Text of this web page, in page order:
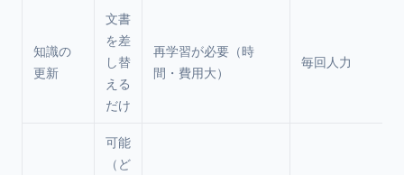
知識の
更新
文書
を差
し替
える
だけ
再学習が必要（時
間・費用大）
毎回人力
可能
（ど